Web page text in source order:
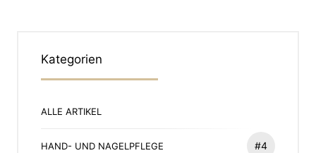
Kategorien
ALLE ARTIKEL
HAND- UND NAGELPFLEGE #4